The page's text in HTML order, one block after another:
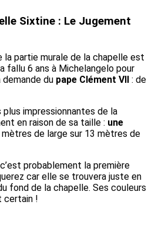
Sixtine : Le Jugement
la partie murale de la chapelle est
fallu 6 ans à Michelangelo pour
du pape Clément VII : de
impressionnantes de la
en raison de sa taille : une
mètres de large sur 13 mètres de
probablement la première
car elle se trouvera juste en
fond de la chapelle. Ses couleurs
certain !